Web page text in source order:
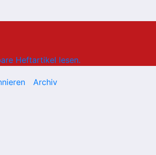
Heftartikel lesen.
Archiv